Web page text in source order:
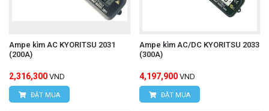
Ampe kìm AC KYORITSU 2031
(200A)
2,316,300 VND
ĐẶT MUA
Ampe kìm AC/DC KYORITSU 2033
(300A)
4,197,900 VND
ĐẶT MUA